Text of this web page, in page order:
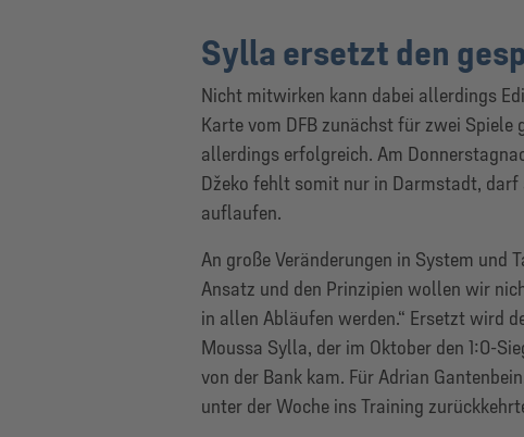
Sylla ersetzt den
Nicht mitwirken kann dabei allerdings
Karte vom DFB zunächst für zwei Spiele
allerdings erfolgreich. Am
Džeko fehlt somit nur in Darmstadt,
auflaufen.
An große Veränderungen in System und
Ansatz und den Prinzipien wollen wir
in allen Abläufen werden.“ Ersetzt wird
Moussa Sylla, der im Oktober den 1:0-
von der Bank kam. Für Adrian
unter der Woche ins Training